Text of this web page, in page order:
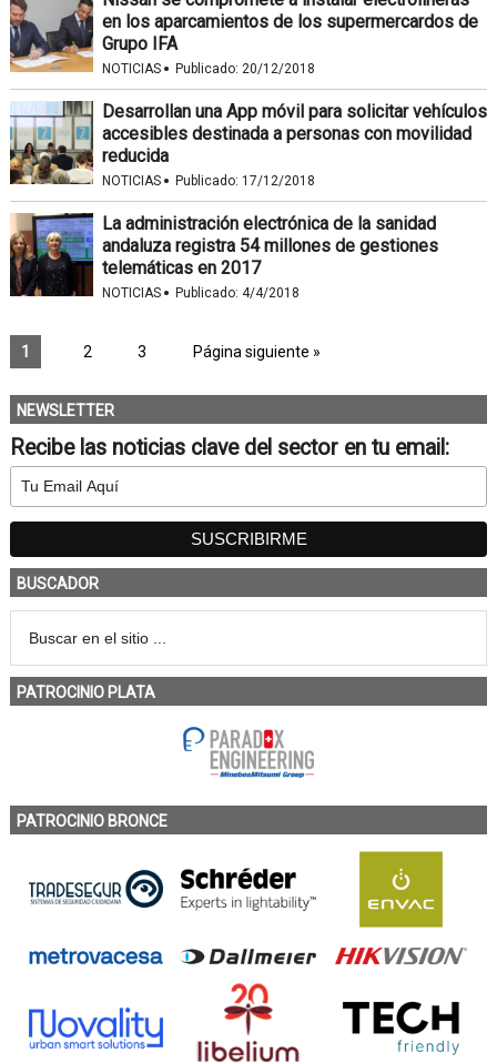
en los aparcamientos de los supermercardos de
Grupo IFA
NOTICIAS · Publicado: 20/12/2018
Desarrollan una App móvil para solicitar vehículos
accesibles destinada a personas con movilidad
reducida
NOTICIAS · Publicado: 17/12/2018
La administración electrónica de la sanidad
andaluza registra 54 millones de gestiones
telemáticas en 2017
NOTICIAS · Publicado: 4/4/2018
1 2 3 Página siguiente »
NEWSLETTER
Recibe las noticias clave del sector en tu email:
BUSCADOR
PATROCINIO PLATA
PATROCINIO BRONCE